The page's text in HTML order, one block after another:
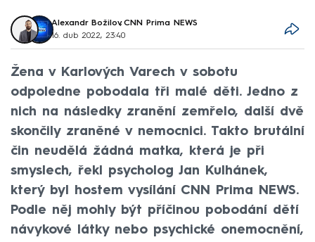
Alexandr Božilov, CNN Prima NEWS
16. dub 2022, 23:40
Žena v Karlových Varech v sobotu
odpoledne pobodala tři malé děti. Jedno z
nich na následky zranění zemřelo, další dvě
skončily zraněné v nemocnici. Takto brutální
čin neudělá žádná matka, která je při
smyslech, řekl psycholog Jan Kulhánek,
který byl hostem vysílání CNN Prima NEWS.
Podle něj mohly být příčinou pobodání dětí
návykové látky nebo psychické onemocnění,